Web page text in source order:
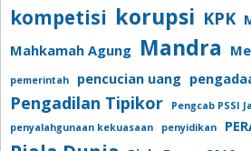
kompetisi korupsi KPK
Mahkamah Agung Mandra
pemerintah pencucian uang
Pengadilan Tipikor
Pengcab PSSI
penyalahgunaan kekuasaan
penyidikan